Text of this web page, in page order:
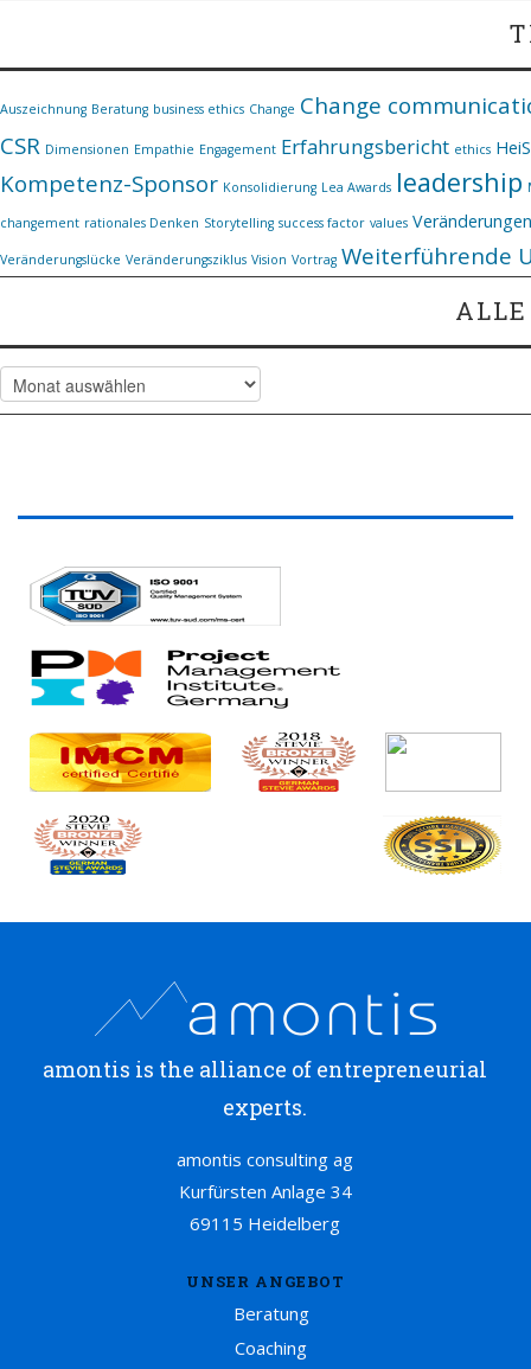
Auszeichnung Beratung business ethics Change Change
CSR Dimensionen Empathie Engagement Erfahrungsbericht ethics
Kompetenz-Sponsor Konsolidierung Lea Awards leadership
changement rationales Denken Storytelling success factor values Veränderungen
Veränderungslücke Veränderungsziklus Vision Vortrag Weiterführende
Alle
Artikel
amontis is the alliance of entrepreneurial
experts.
amontis consulting ag
Kurfürsten Anlage 34
69115 Heidelberg
UNSER ANGEBOT
Beratung
Coaching